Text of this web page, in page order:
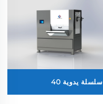
سلسلة يدوية 40